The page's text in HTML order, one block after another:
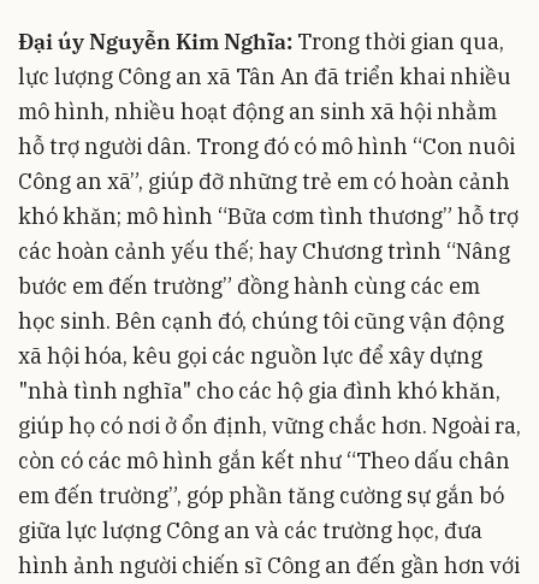
Đại úy Nguyễn Kim Nghĩa: Trong thời gian qua,
lực lượng Công an xã Tân An đã triển khai nhiều
mô hình, nhiều hoạt động an sinh xã hội nhằm
hỗ trợ người dân. Trong đó có mô hình “Con nuôi
Công an xã”, giúp đỡ những trẻ em có hoàn cảnh
khó khăn; mô hình “Bữa cơm tình thương” hỗ trợ
các hoàn cảnh yếu thế; hay Chương trình “Nâng
bước em đến trường” đồng hành cùng các em
học sinh. Bên cạnh đó, chúng tôi cũng vận động
xã hội hóa, kêu gọi các nguồn lực để xây dựng
"nhà tình nghĩa" cho các hộ gia đình khó khăn,
giúp họ có nơi ở ổn định, vững chắc hơn. Ngoài ra,
còn có các mô hình gắn kết như “Theo dấu chân
em đến trường”, góp phần tăng cường sự gắn bó
giữa lực lượng Công an và các trường học, đưa
hình ảnh người chiến sĩ Công an đến gần hơn với